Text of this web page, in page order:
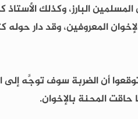
البارز، وكذلك
المعروفين، وقد دار حوله
أن الضربة سوف توجَّه إلى
حاقت المحنة بالإخوان.